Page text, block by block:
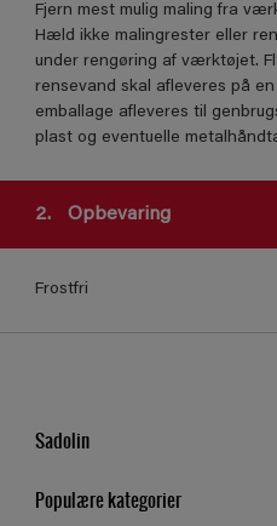
Fjern mest mulig maling fra
Hæld ikke malingrester eller
under rengøring af værktøjet.
rensevand skal afleveres på
emballage afleveres til
plast og eventuelle
2. Opbevaring
Frostfri
Sadolin
Populære kategorier